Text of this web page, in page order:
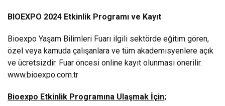
BIOEXPO 2024 Etkinlik Programı ve Kayıt
Bioexpo Yaşam Bilimleri Fuarı ilgili sektörde eğitim gören,
özel veya kamuda çalışanlara ve tüm akademisyenlere açık
ve ücretsizdir. Fuar öncesi online kayıt olunması önerilir.
www.bioexpo.com.tr
Bioexpo Etkinlik Programına Ulaşmak İçin;